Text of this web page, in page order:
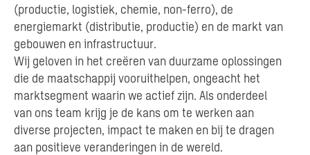
(productie, logistiek, chemie, non-ferro), de
energiemarkt (distributie, productie) en de markt van
gebouwen en infrastructuur.
Wij geloven in het creëren van duurzame oplossingen
die de maatschappij vooruithelpen, ongeacht het
marktsegment waarin we actief zijn. Als onderdeel
van ons team krijg je de kans om te werken aan
diverse projecten, impact te maken en bij te dragen
aan positieve veranderingen in de wereld.